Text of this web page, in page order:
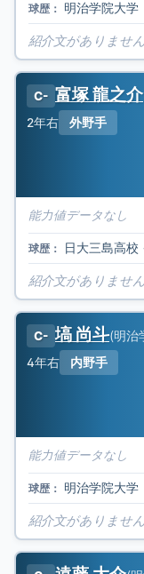
球歴： 明治学院大学
紹介文がありません
C- 富塚 龍之介
2年右 外野手
能力値データなし
球歴： 日大三島高校
紹介文がありません
C- 塙 尚斗(明治
4年右 内野手
能力値データなし
球歴： 明治学院大学
紹介文がありません